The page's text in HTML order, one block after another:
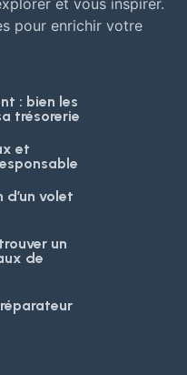
pour enrichir votre
: bien les
trésorerie
et
volet
un
de